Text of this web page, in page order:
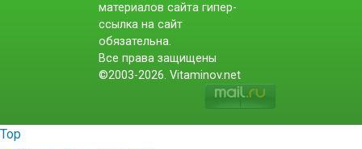
материалов сайта гипер-
ссылка на сайт
обязательна.
Все права защищены
©2003-2026. Vitaminov.net
Top